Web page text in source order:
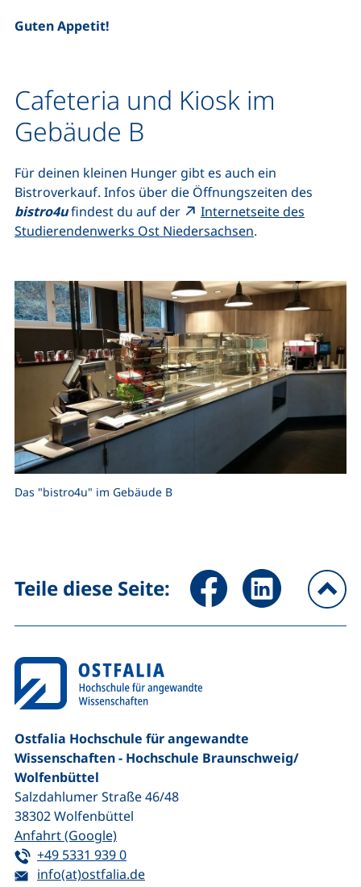
Guten Appetit!
Cafeteria und Kiosk im
Gebäude B
Für deinen kleinen Hunger gibt es auch ein
Bistroverkauf. Infos über die Öffnungszeiten des
bistro4ufindest du auf der
Internetseite des
Studierendenwerks Ost Niedersachsen(externer Link,
.
Das "bistro4u" im Gebäude B
Teile diese Seite: Seite über Facebook teilen
Seite über
Ostfalia Hochschule für angewandte
Wissenschaften - Hochschule Braunschweig/​
Wolfenbüttel
Salzdahlumer Straße 46/48
38302Wolfenbüttel
Anfahrt (Google)(externer Link, öffnet neues Fenster)
Tel:
+49 5331 939 0(startet einen Telefonanruf, wenn Ihr
E-Mail:
info(at)ostfalia.de(öffnet Ihr E-Mail-Programm)